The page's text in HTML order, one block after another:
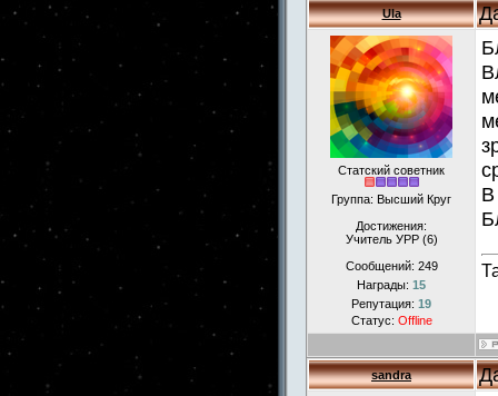
Ula
Статский советник
Группа: Высший Круг
Достижения:
Учитель УРР (6)
Сообщений: 249
Награды: 15
Репутация: 19
Статус: Offline
В
sandra